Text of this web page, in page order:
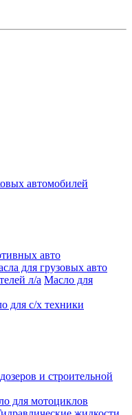
автомобилей
авто
для грузовых авто
Масло для
для с/х техники
и строительной
для мотоциклов